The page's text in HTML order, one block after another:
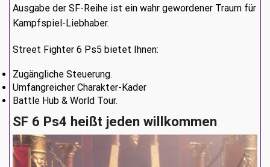
Ausgabe der SF-Reihe ist ein wahr gewordener Traum für
Kampfspiel-Liebhaber.
Street Fighter 6 Ps5 bietet Ihnen:
Zugängliche Steuerung.
Umfangreicher Charakter-Kader
Battle Hub & World Tour.
SF 6 Ps4 heißt jeden willkommen